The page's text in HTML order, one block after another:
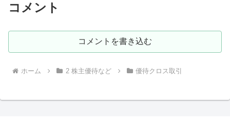
コメント
コメントを書き込む
ホーム 2 株主優待など 優待クロス取引